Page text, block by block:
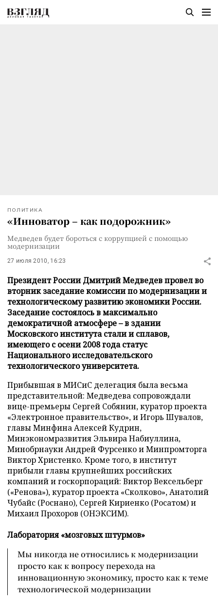
ПОЛИТИКА
«Инноватор – как подорожник»
Медведев будет бороться с коррупцией с помощью
модернизации
27 июля 2010, 16:23
Президент России Дмитрий Медведев провел во
вторник заседание комиссии по модернизации и
технологическому развитию экономики России.
Заседание состоялось в максимально
демократичной атмосфере – в здании
Московского института стали и сплавов,
имеющего с осени 2008 года статус
Национального исследовательского
технологического университета.
Прибывшая в МИСиС делегация была весьма
представительной: Медведева сопровождали
вице-премьеры Сергей Собянин, куратор проекта
«Электронное правительство», и Игорь Шувалов,
главы Минфина Алексей Кудрин,
Минэкономразвития Эльвира Набиуллина,
Минобрнауки Андрей Фурсенко и Минпромторга
Виктор Христенко. Кроме того, в институт
прибыли главы крупнейших российских
компаний и госкорпораций: Виктор Вексельберг
(«Ренова»), куратор проекта «Сколково», Анатолий
Чубайс (Роснано), Сергей Кириенко (Росатом) и
Михаил Прохоров (ОНЭКСИМ).
Лаборатория «мозговых штурмов»
Мы никогда не относились к модернизации
просто как к вопросу перехода на
инновационную экономику, просто как к теме
технологической модернизации